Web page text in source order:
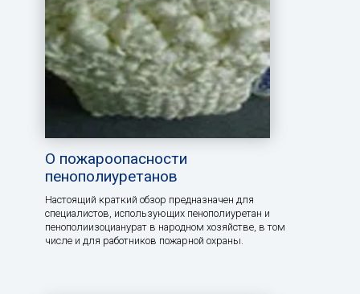
О пожароопасности
пенополиуретанов
Настоящий краткий обзор предназначен для
специалистов, использующих пенополиуретан и
пенополиизоцианурат в народном хозяйстве, в том
числе и для работников пожарной охраны.